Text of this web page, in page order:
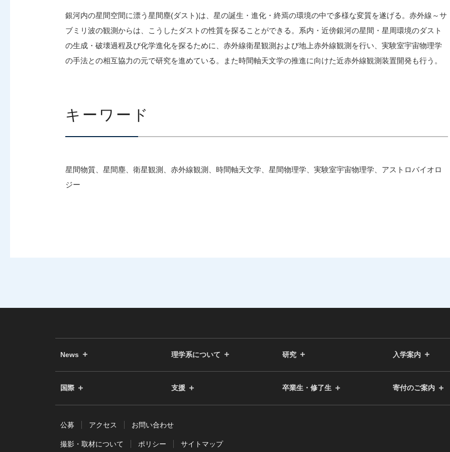
銀河内の星間空間に漂う星間塵(ダスト)は、星の誕生・進化・終焉の環境の中で多様な変質を遂げる。赤外線～サ
ブミリ波の観測からは、こうしたダストの性質を探ることができる。系内・近傍銀河の星間・星周環境のダスト
の生成・破壊過程及び化学進化を探るために、赤外線衛星観測および地上赤外線観測を行い、実験室宇宙物理学
の手法との相互協力の元で研究を進めている。また時間軸天文学の推進に向けた近赤外線観測装置開発も行う。
キーワード
星間物質、星間塵、衛星観測、赤外線観測、時間軸天文学、星間物理学、実験室宇宙物理学、アストロバイオロ
ジー
News 理学系について 研究 入学案内
国際 支援 卒業生・修了生 寄付のご案内
公募 アクセス お問い合わせ
撮影・取材について ポリシー サイトマップ